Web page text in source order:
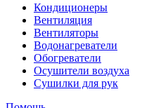
Кондиционеры
Вентиляция
Вентиляторы
Водонагреватели
Обогреватели
Осушители воздуха
Сушилки для рук